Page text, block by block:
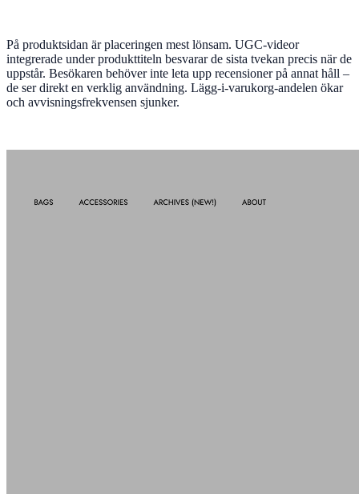
På produktsidan är placeringen mest lönsam. UGC-videor
integrerade under produkttiteln besvarar de sista tvekan precis när de
uppstår. Besökaren behöver inte leta upp recensioner på annat håll –
de ser direkt en verklig användning. Lägg-i-varukorg-andelen ökar
och avvisningsfrekvensen sjunker.